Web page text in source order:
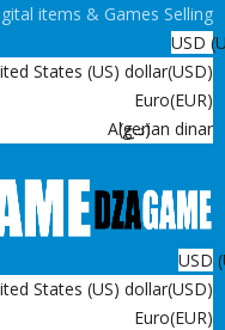
items & Games Selling
USD
States (US) dollar(USD)
Euro(EUR)
Algerian dinar
(د.ج)
USD
States (US) dollar(USD)
Euro(EUR)